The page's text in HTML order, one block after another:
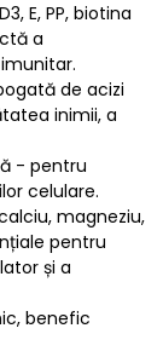
E, PP, biotina
a
de acizi
inimii, a
- pentru
celulare.
magneziu,
pentru
și a
benefic